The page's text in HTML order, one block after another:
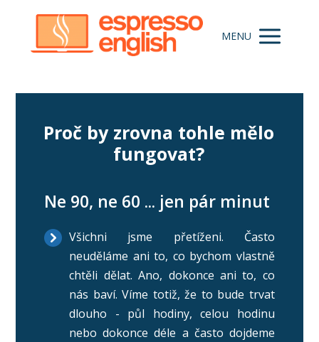
MENU
Proč by zrovna tohle mělo
fungovat?
Ne 90, ne 60 ... jen pár minut
Všichni jsme přetíženi. Často
neuděláme ani to, co bychom vlastně
chtěli dělat. Ano, dokonce ani to, co
nás baví. Víme totiž, že to bude trvat
dlouho - půl hodiny, celou hodinu
nebo dokonce déle a často dojdeme